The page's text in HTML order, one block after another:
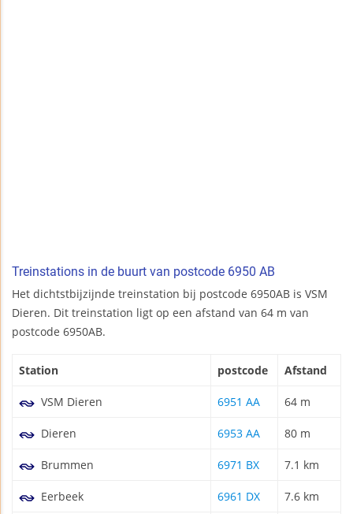
Treinstations in de buurt van postcode 6950 AB
Het dichtstbijzijnde treinstation bij postcode 6950AB is VSM
Dieren. Dit treinstation ligt op een afstand van 64 m van
postcode 6950AB.
Station postcode Afstand
VSM Dieren 6951 AA 64 m
Dieren 6953 AA 80 m
Brummen 6971 BX 7.1 km
Eerbeek 6961 DX 7.6 km